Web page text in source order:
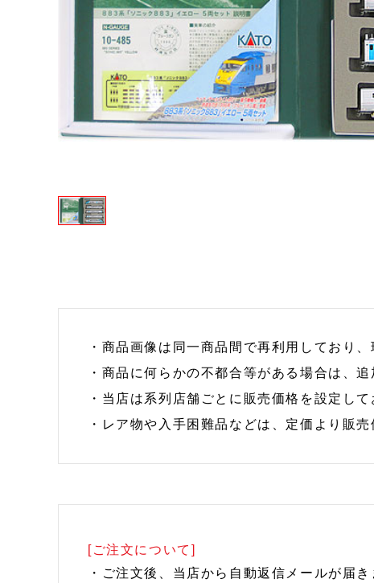
・商品画像は同一商品間で再利用しており
・商品に何らかの不都合等がある場合は、
・当店は系列店舗ごとに販売価格を設定し
・レア物や入手困難品などは、定価より販
[ご注文について]
・ご注文後、当店から自動返信メールが届